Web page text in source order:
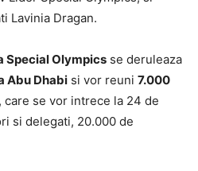
Lavinia Dragan.
Special Olympics se deruleaza
Abu Dhabi si vor reuni 7.000
, care se vor intrece la 24 de
si delegati, 20.000 de